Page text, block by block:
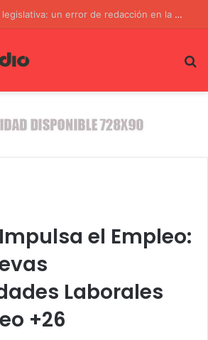
Un Paso Hacia la Seguridad Jurídica: El Senado Sanciona la Ley de Propiedad Privada
el Empleo:
Laborales
+26